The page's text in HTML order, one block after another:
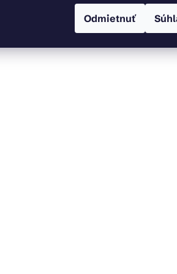
Odmietnuť